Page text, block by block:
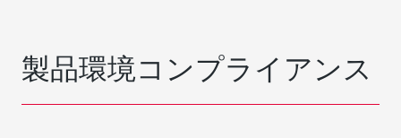
製品環境コンプライアンス